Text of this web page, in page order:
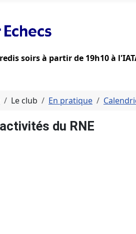
soirs à partir de 19h10 à
Le club En pratique
du RNE